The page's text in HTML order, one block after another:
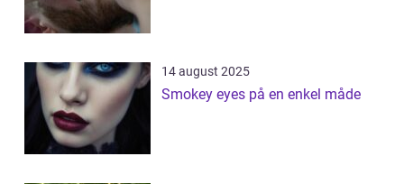
14 august 2025
Smokey eyes på en enkel måde